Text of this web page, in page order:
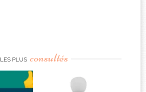
LES PLUS consultés